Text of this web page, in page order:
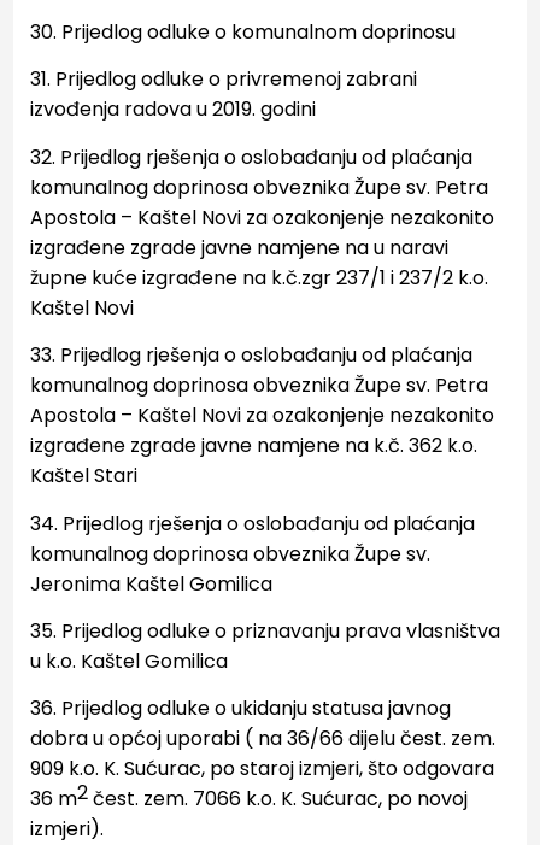
30. Prijedlog odluke o komunalnom doprinosu
31. Prijedlog odluke o privremenoj zabrani
izvođenja radova u 2019. godini
32. Prijedlog rješenja o oslobađanju od plaćanja
komunalnog doprinosa obveznika Župe sv. Petra
Apostola – Kaštel Novi za ozakonjenje nezakonito
izgrađene zgrade javne namjene na u naravi
župne kućeizgrađene na k.č.zgr 237/1 i 237/2 k.o.
Kaštel Novi
33. Prijedlog rješenja o oslobađanju od plaćanja
komunalnog doprinosa obveznika Župe sv. Petra
Apostola – Kaštel Novi za ozakonjenje nezakonito
izgrađene zgrade javne namjene na k.č. 362 k.o.
Kaštel Stari
34. Prijedlog rješenja o oslobađanju od plaćanja
komunalnog doprinosa obveznika Župe sv.
Jeronima KaštelGomilica
35. Prijedlog odluke o priznavanju prava vlasništva
u k.o. Kaštel Gomilica
36. Prijedlog odluke o ukidanju statusa javnog
dobra u općoj uporabi ( na 36/66 dijelučest. zem.
909 k.o. K.Sućurac, po staroj izmjeri, što odgovara
36 m2čest. zem. 7066 k.o. K. Sućurac, po novoj
izmjeri).